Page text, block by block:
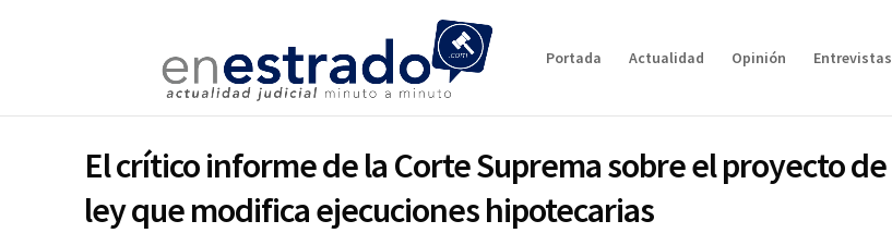
Portada Actualidad Opinión Entrevistas
El crítico informe de la Corte Suprema sobre el proyecto de
ley que modifica ejecuciones hipotecarias